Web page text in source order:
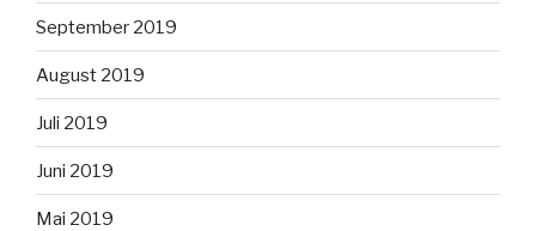
September 2019
August 2019
Juli 2019
Juni 2019
Mai 2019